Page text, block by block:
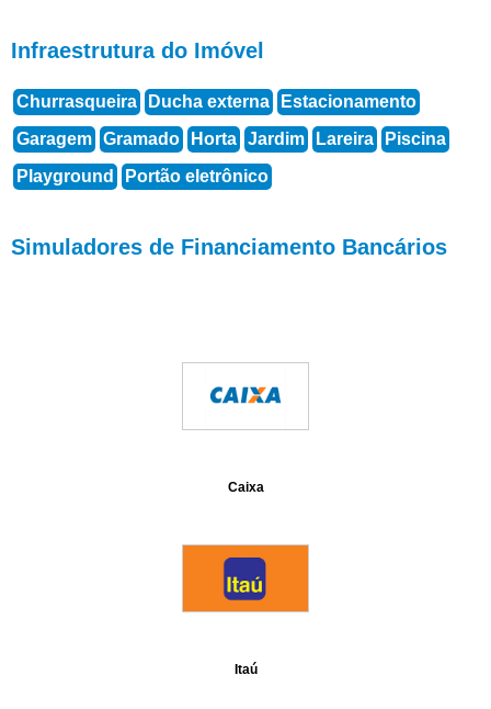
Infraestrutura do Imóvel
Churrasqueira Ducha externa
Estacionamento
Garagem Gramado Horta Jardim Lareira
Piscina
Playground
Portão eletrônico
Simuladores de Financiamento Bancários
Caixa
Itaú